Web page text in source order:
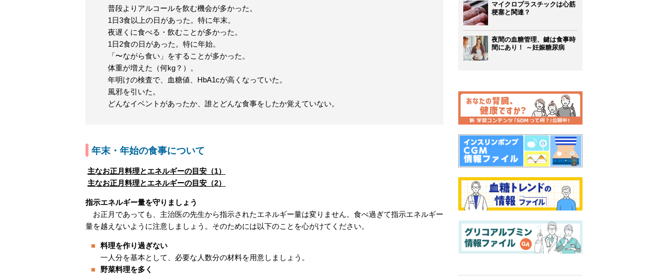
普段よりアルコールを飲む機会が多かった。
1日3食以上の日があった。特に年末。
夜遅くに食べる・飲むことが多かった。
1日2食の日があった。特に年始。
「〜ながら食い」をすることが多かった。
体重が増えた（何kg？）。
年明けの検査で、血糖値、HbA1cが高くなっていた。
風邪を引いた。
どんなイベントがあったか、誰とどんな食事をしたか覚えていない。
年末・年始の食事について
主なお正月料理とエネルギーの目安（1）
主なお正月料理とエネルギーの目安（2）
指示エネルギー量を守りましょう
お正月であっても、主治医の先生から指示されたエネルギー量は変りません。食べ過ぎて指示エネルギー
量を越えないように注意しましょう。そのためには以下のことを心がけてください。
料理を作り過ぎない
一人分を基本として、必要な人数分の材料を用意しましょう。
野菜料理を多く
マイクロプラスチックは心筋
梗塞と関連？
夜間の血糖管理、鍵は食事時
間にあり！ ～妊娠糖尿病